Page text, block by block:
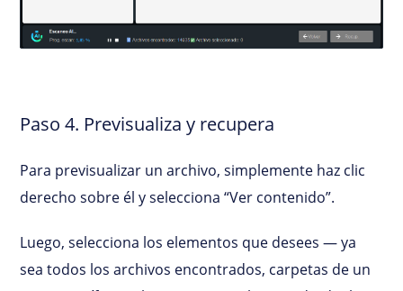
Paso 4. Previsualiza y recupera
Para previsualizar un archivo, simplemente haz clic
derecho sobre él y selecciona “Ver contenido”.
Luego, selecciona los elementos que desees — ya
sea todos los archivos encontrados, carpetas de un